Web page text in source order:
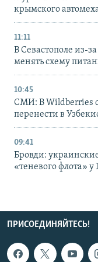
крымского
11:11
В Севастополе из-
менять схему
10:45
СМИ: В Wildberries
перенести в
09:41
Бровди:
«теневого флота»
ПРИСОЕДИНЯЙТЕСЬ!